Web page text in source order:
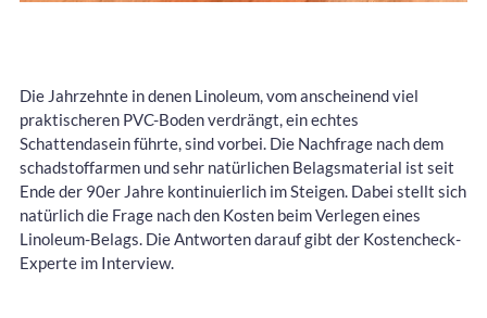
Die Jahrzehnte in denen Linoleum, vom anscheinend viel
praktischeren PVC-Boden verdrängt, ein echtes
Schattendasein führte, sind vorbei. Die Nachfrage nach dem
schadstoffarmen und sehr natürlichen Belagsmaterial ist seit
Ende der 90er Jahre kontinuierlich im Steigen. Dabei stellt sich
natürlich die Frage nach den Kosten beim Verlegen eines
Linoleum-Belags. Die Antworten darauf gibt der Kostencheck-
Experte im Interview.